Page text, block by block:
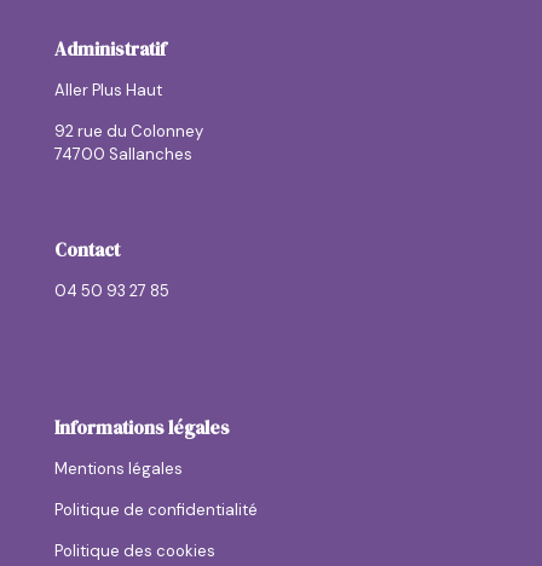
Administratif
Aller Plus Haut
92 rue du Colonney
74700 Sallanches
Contact
04 50 93 27 85
Informations légales
Mentions légales
Politique de confidentialité
Politique des cookies